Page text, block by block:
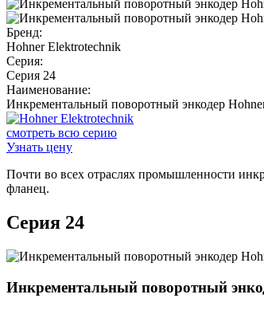
Бренд:
Hohner Elektrotechnik
Серия:
Серия 24
Наименование:
Инкрементальный поворотный энкодер
смотреть всю серию
Узнать цену
Почти во всех отраслях промышленности
фланец.
Серия 24
Инкрементальный поворотный